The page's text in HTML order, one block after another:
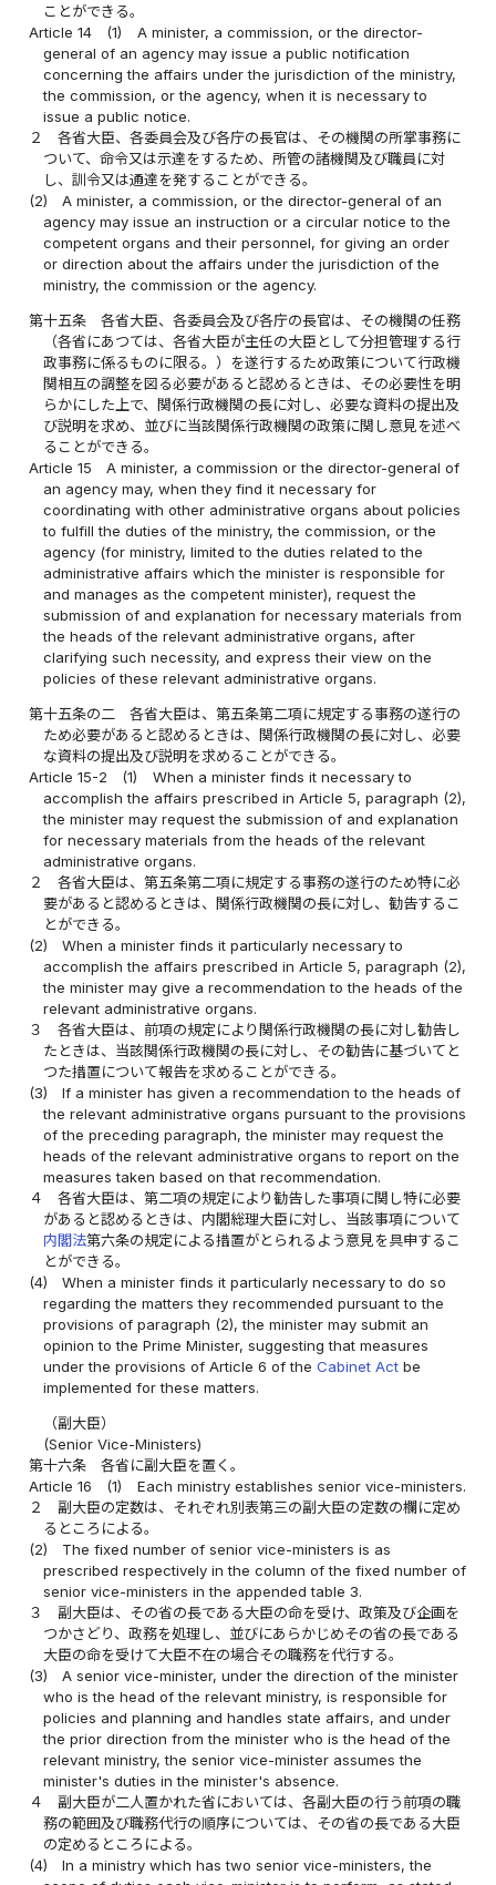
ことができる。
Article 14
(1)
A minister, a commission, or the director-
general of an agency may issue a public notification
concerning the affairs under the jurisdiction of the ministry,
the commission, or the agency, when it is necessary to
issue a public notice.
２
各省大臣、各委員会及び各庁の長官は、その機関の所掌事務に
ついて、命令又は示達をするため、所管の諸機関及び職員に対
し、訓令又は通達を発することができる。
(2)
A minister, a commission, or the director-general of an
agency may issue an instruction or a circular notice to the
competent organs and their personnel, for giving an order
or direction about the affairs under the jurisdiction of the
ministry, the commission or the agency.
第十五条
各省大臣、各委員会及び各庁の長官は、その機関の任務
（各省にあつては、各省大臣が主任の大臣として分担管理する行
政事務に係るものに限る。）を遂行するため政策について行政機
関相互の調整を図る必要があると認めるときは、その必要性を明
らかにした上で、関係行政機関の長に対し、必要な資料の提出及
び説明を求め、並びに当該関係行政機関の政策に関し意見を述べ
ることができる。
Article 15
A minister, a commission or the director-general of
an agency may, when they find it necessary for
coordinating with other administrative organs about policies
to fulfill the duties of the ministry, the commission, or the
agency (for ministry, limited to the duties related to the
administrative affairs which the minister is responsible for
and manages as the competent minister), request the
submission of and explanation for necessary materials from
the heads of the relevant administrative organs, after
clarifying such necessity, and express their view on the
policies of these relevant administrative organs.
第十五条の二
各省大臣は、第五条第二項に規定する事務の遂行の
ため必要があると認めるときは、関係行政機関の長に対し、必要
な資料の提出及び説明を求めることができる。
Article 15-2
(1)
When a minister finds it necessary to
accomplish the affairs prescribed in Article 5, paragraph (2),
the minister may request the submission of and explanation
for necessary materials from the heads of the relevant
administrative organs.
２
各省大臣は、第五条第二項に規定する事務の遂行のため特に必
要があると認めるときは、関係行政機関の長に対し、勧告するこ
とができる。
(2)
When a minister finds it particularly necessary to
accomplish the affairs prescribed in Article 5, paragraph (2),
the minister may give a recommendation to the heads of the
relevant administrative organs.
３
各省大臣は、前項の規定により関係行政機関の長に対し勧告し
たときは、当該関係行政機関の長に対し、その勧告に基づいてと
つた措置について報告を求めることができる。
(3)
If a minister has given a recommendation to the heads of
the relevant administrative organs pursuant to the provisions
of the preceding paragraph, the minister may request the
heads of the relevant administrative organs to report on the
measures taken based on that recommendation.
４
各省大臣は、第二項の規定により勧告した事項に関し特に必要
があると認めるときは、内閣総理大臣に対し、当該事項について
内閣法第六条の規定による措置がとられるよう意見を具申するこ
とができる。
(4)
When a minister finds it particularly necessary to do so
regarding the matters they recommended pursuant to the
provisions of paragraph (2), the minister may submit an
opinion to the Prime Minister, suggesting that measures
under the provisions of Article 6 of theCabinet Act be
implemented for these matters.
（副大臣）
(Senior Vice-Ministers)
第十六条
各省に副大臣を置く。
Article 16
(1)
Each ministry establishes senior vice-ministers.
２
副大臣の定数は、それぞれ別表第三の副大臣の定数の欄に定め
るところによる。
(2)
The fixed number of senior vice-ministers is as
prescribed respectively in the column of the fixed number of
senior vice-ministers in the appended table 3.
３
副大臣は、その省の長である大臣の命を受け、政策及び企画を
つかさどり、政務を処理し、並びにあらかじめその省の長である
大臣の命を受けて大臣不在の場合その職務を代行する。
(3)
A senior vice-minister, under the direction of the minister
who is the head of the relevant ministry, is responsible for
policies and planning and handles state affairs, and under
the prior direction from the minister who is the head of the
relevant ministry, the senior vice-minister assumes the
minister's duties in the minister's absence.
４
副大臣が二人置かれた省においては、各副大臣の行う前項の職
務の範囲及び職務代行の順序については、その省の長である大臣
の定めるところによる。
(4)
In a ministry which has two senior vice-ministers, the